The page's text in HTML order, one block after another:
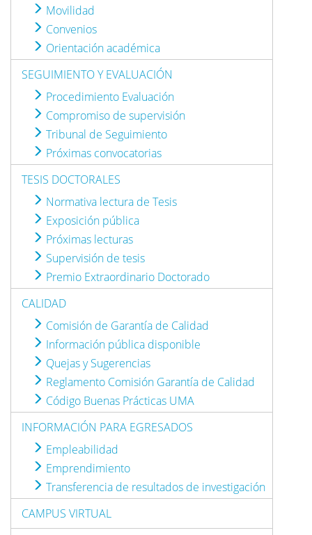
Movilidad
Convenios
Orientación académica
SEGUIMIENTO Y EVALUACIÓN
Procedimiento Evaluación
Compromiso de supervisión
Tribunal de Seguimiento
Próximas convocatorias
TESIS DOCTORALES
Normativa lectura de Tesis
Exposición pública
Próximas lecturas
Supervisión de tesis
Premio Extraordinario Doctorado
CALIDAD
Comisión de Garantía de Calidad
Información pública disponible
Quejas y Sugerencias
Reglamento Comisión Garantía de Calidad
Código Buenas Prácticas UMA
INFORMACIÓN PARA EGRESADOS
Empleabilidad
Emprendimiento
Transferencia de resultados de investigación
CAMPUS VIRTUAL